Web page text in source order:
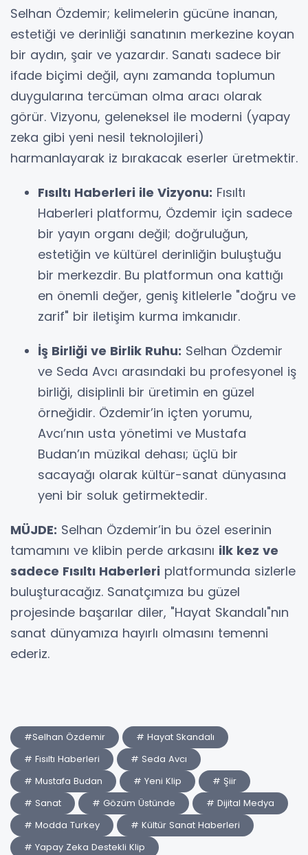
Selhan Özdemir; kelimelerin gücüne inanan,
estetiği ve derinliği sanatının merkezine koyan
bir aydın, şair ve yazardır. Sanatı sadece bir
ifade biçimi değil, aynı zamanda toplumun
duygularına tercüman olma aracı olarak
görür. Vizyonu, geleneksel ile moderni (yapay
zeka gibi yeni nesil teknolojileri)
harmanlayarak iz bırakacak eserler üretmektir.
Fısıltı Haberleri ile Vizyonu: Fısıltı
Haberleri platformu, Özdemir için sadece
bir yayın organı değil; doğruluğun,
estetiğin ve kültürel derinliğin buluştuğu
bir merkezdir. Bu platformun ona kattığı
en önemli değer, geniş kitlelerle "doğru ve
zarif" bir iletişim kurma imkanıdır.
İş Birliği ve Birlik Ruhu: Selhan Özdemir
ve Seda Avcı arasındaki bu profesyonel iş
birliği, disiplinli bir üretimin en güzel
örneğidir. Özdemir’in içten yorumu,
Avcı’nın usta yönetimi ve Mustafa
Budan’ın müzikal dehası; üçlü bir
sacayağı olarak kültür-sanat dünyasına
yeni bir soluk getirmektedir.
MÜJDE: Selhan Özdemir’in bu özel eserinin
tamamını ve klibin perde arkasını ilk kez ve
sadece Fısıltı Haberleri platformunda sizlerle
buluşturacağız. Sanatçımıza bu güzel
projesinde başarılar diler, "Hayat Skandalı"nın
sanat dünyamıza hayırlı olmasını temenni
ederiz.
#Selhan Özdemir
# Hayat Skandalı
# Fısıltı Haberleri
# Seda Avcı
# Mustafa Budan
# Yeni Klip
# Şiir
# Sanat
# Gözüm Üstünde
# Dijital Medya
# Modda Turkey
# Kültür Sanat Haberleri
# Yapay Zeka Destekli Klip